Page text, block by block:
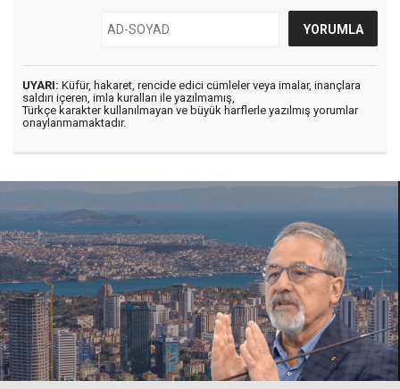
UYARI: Küfür, hakaret, rencide edici cümleler veya imalar, inançlara
saldırı içeren, imla kuralları ile yazılmamış,
Türkçe karakter kullanılmayan ve büyük harflerle yazılmış yorumlar
onaylanmamaktadır.